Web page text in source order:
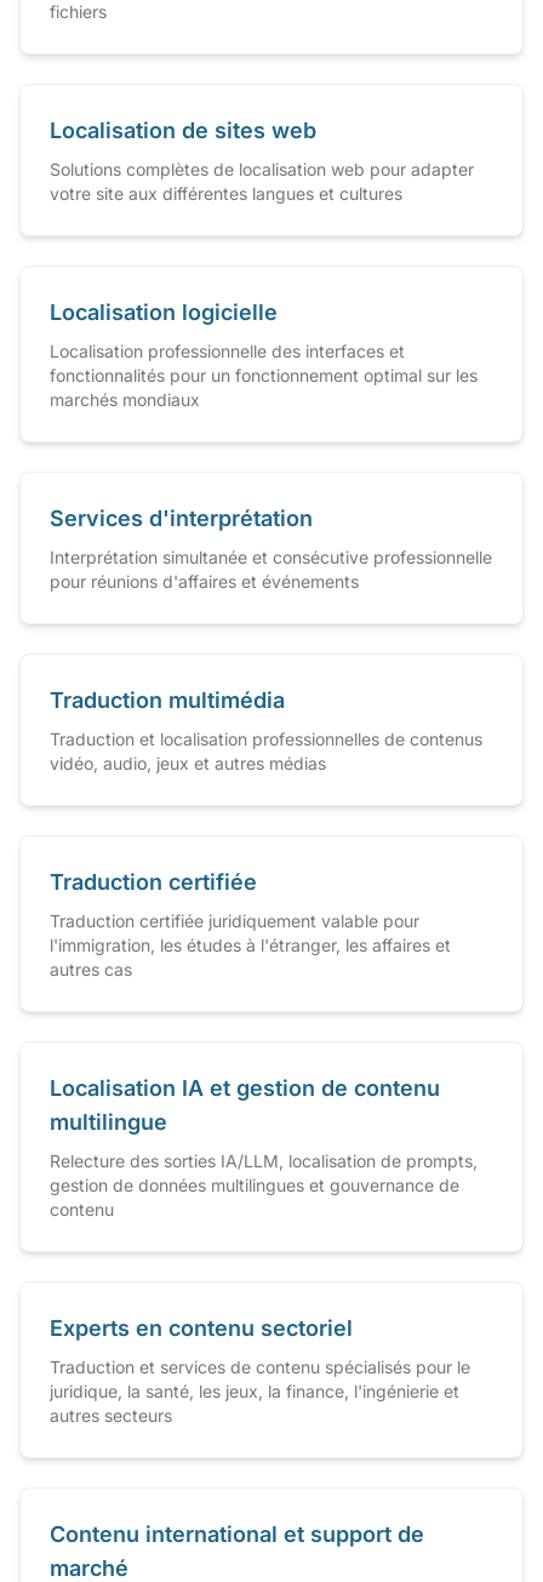
fichiers
Localisation de sites web
Solutions complètes de localisation web pour adapter
votre site aux différentes langues et cultures
Localisation logicielle
Localisation professionnelle des interfaces et
fonctionnalités pour un fonctionnement optimal sur les
marchés mondiaux
Services d'interprétation
Interprétation simultanée et consécutive professionnelle
pour réunions d'affaires et événements
Traduction multimédia
Traduction et localisation professionnelles de contenus
vidéo, audio, jeux et autres médias
Traduction certifiée
Traduction certifiée juridiquement valable pour
l'immigration, les études à l'étranger, les affaires et
autres cas
Localisation IA et gestion de contenu
multilingue
Relecture des sorties IA/LLM, localisation de prompts,
gestion de données multilingues et gouvernance de
contenu
Experts en contenu sectoriel
Traduction et services de contenu spécialisés pour le
juridique, la santé, les jeux, la finance, l'ingénierie et
autres secteurs
Contenu international et support de
marché